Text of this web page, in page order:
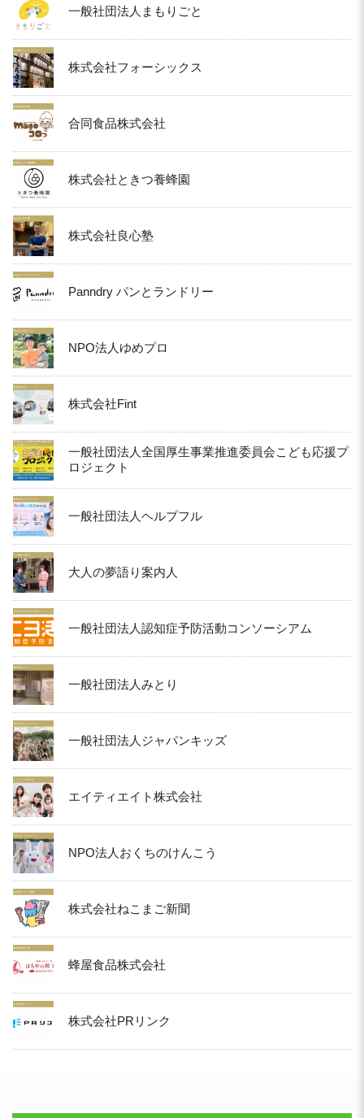
一般社団法人まもりごと
株式会社フォーシックス
合同食品株式会社
株式会社ときつ養蜂園
株式会社良心塾
Panndry パンとランドリー
NPO法人ゆめプロ
株式会社Fint
一般社団法人全国厚生事業推進委員会こども応援プ
ロジェクト
一般社団法人ヘルプフル
大人の夢語り案内人
一般社団法人認知症予防活動コンソーシアム
一般社団法人みとり
一般社団法人ジャパンキッズ
エイティエイト株式会社
NPO法人おくちのけんこう
株式会社ねこまご新聞
蜂屋食品株式会社
株式会社PRリンク